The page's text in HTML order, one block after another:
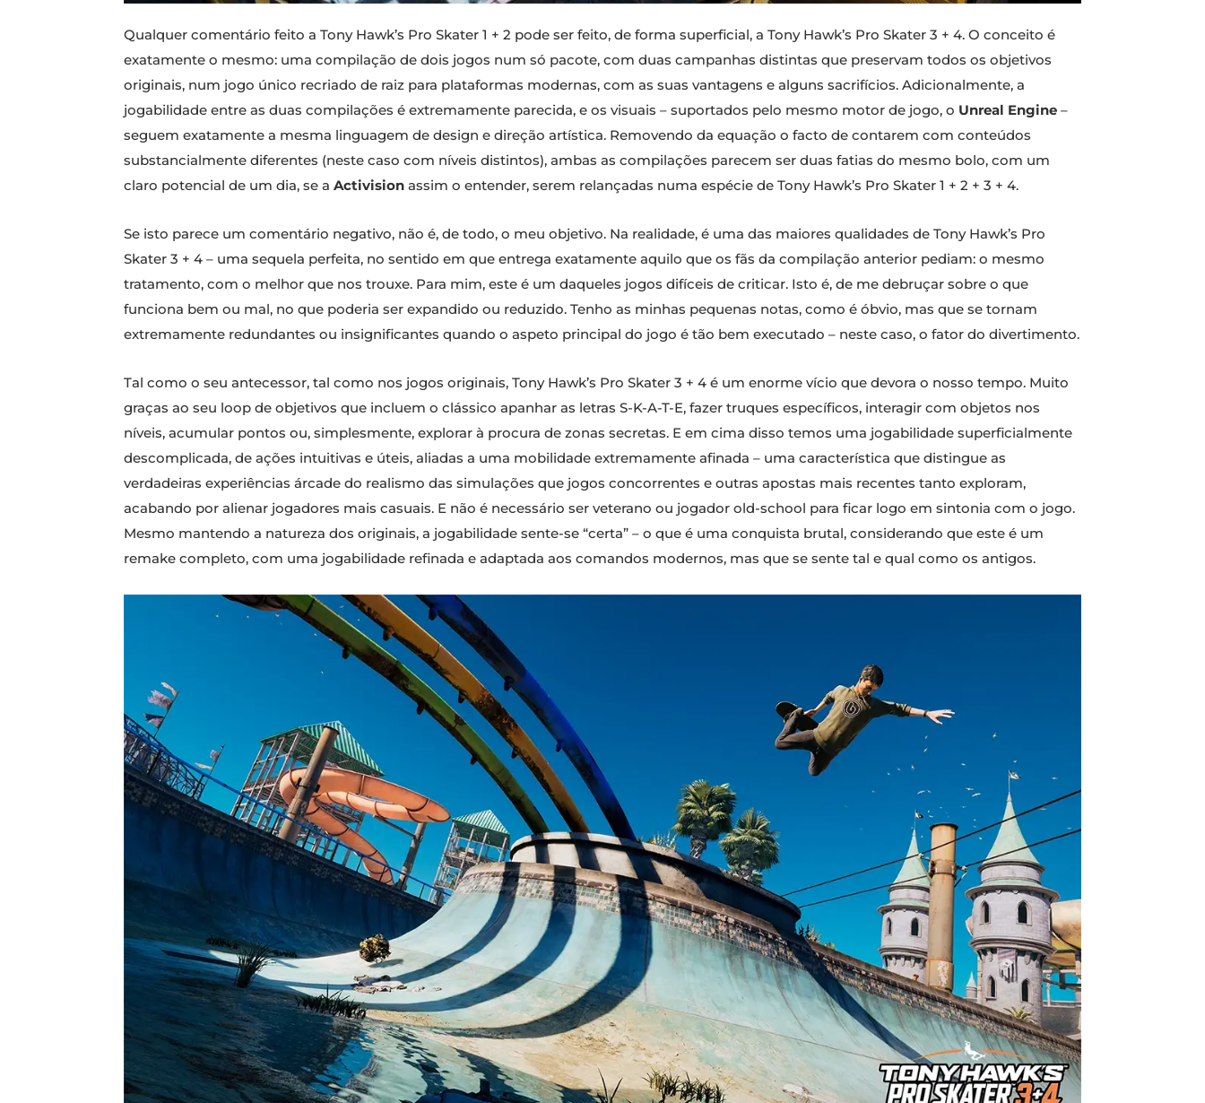
Qualquer comentário feito a Tony Hawk’s Pro Skater 1 + 2 pode ser feito, de forma superficial, a Tony Hawk’s Pro Skater 3 + 4. O conceito é
exatamente o mesmo: uma compilação de dois jogos num só pacote, com duas campanhas distintas que preservam todos os objetivos
originais, num jogo único recriado de raiz para plataformas modernas, com as suas vantagens e alguns sacrifícios. Adicionalmente, a
jogabilidade entre as duas compilações é extremamente parecida, e os visuais – suportados pelo mesmo motor de jogo, o Unreal Engine –
seguem exatamente a mesma linguagem de design e direção artística. Removendo da equação o facto de contarem com conteúdos
substancialmente diferentes (neste caso com níveis distintos), ambas as compilações parecem ser duas fatias do mesmo bolo, com um
claro potencial de um dia, se a Activision assim o entender, serem relançadas numa espécie de Tony Hawk’s Pro Skater 1 + 2 + 3 + 4.
Se isto parece um comentário negativo, não é, de todo, o meu objetivo. Na realidade, é uma das maiores qualidades de Tony Hawk’s Pro
Skater 3 + 4 – uma sequela perfeita, no sentido em que entrega exatamente aquilo que os fãs da compilação anterior pediam: o mesmo
tratamento, com o melhor que nos trouxe. Para mim, este é um daqueles jogos difíceis de criticar. Isto é, de me debruçar sobre o que
funciona bem ou mal, no que poderia ser expandido ou reduzido. Tenho as minhas pequenas notas, como é óbvio, mas que se tornam
extremamente redundantes ou insignificantes quando o aspeto principal do jogo é tão bem executado – neste caso, o fator do divertimento.
Tal como o seu antecessor, tal como nos jogos originais, Tony Hawk’s Pro Skater 3 + 4 é um enorme vício que devora o nosso tempo. Muito
graças ao seu loop de objetivos que incluem o clássico apanhar as letras S-K-A-T-E, fazer truques específicos, interagir com objetos nos
níveis, acumular pontos ou, simplesmente, explorar à procura de zonas secretas. E em cima disso temos uma jogabilidade superficialmente
descomplicada, de ações intuitivas e úteis, aliadas a uma mobilidade extremamente afinada – uma característica que distingue as
verdadeiras experiências árcade do realismo das simulações que jogos concorrentes e outras apostas mais recentes tanto exploram,
acabando por alienar jogadores mais casuais. E não é necessário ser veterano ou jogador old-school para ficar logo em sintonia com o jogo.
Mesmo mantendo a natureza dos originais, a jogabilidade sente-se “certa” – o que é uma conquista brutal, considerando que este é um
remake completo, com uma jogabilidade refinada e adaptada aos comandos modernos, mas que se sente tal e qual como os antigos.